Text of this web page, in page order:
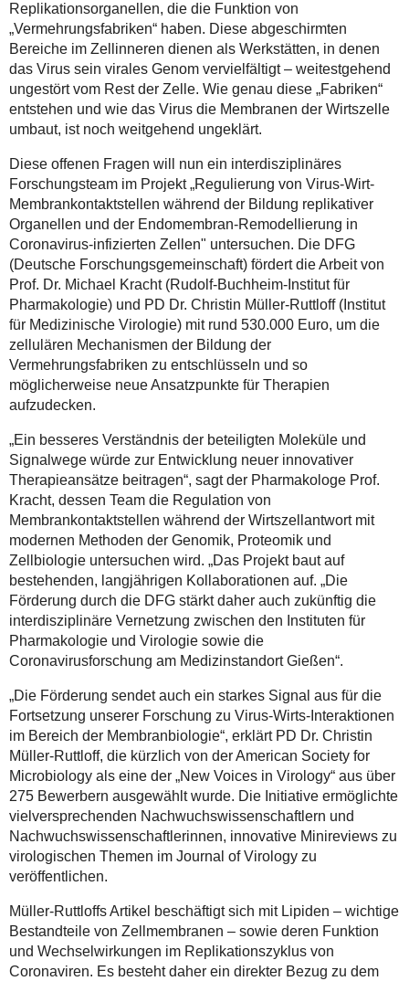
Replikationsorganellen, die die Funktion von
„Vermehrungsfabriken“ haben. Diese abgeschirmten
Bereiche im Zellinneren dienen als Werkstätten, in denen
das Virus sein virales Genom vervielfältigt – weitestgehend
ungestört vom Rest der Zelle. Wie genau diese „Fabriken“
entstehen und wie das Virus die Membranen der Wirtszelle
umbaut, ist noch weitgehend ungeklärt.
Diese offenen Fragen will nun ein interdisziplinäres
Forschungsteam im Projekt „Regulierung von Virus-Wirt-
Membrankontaktstellen während der Bildung replikativer
Organellen und der Endomembran-Remodellierung in
Coronavirus-infizierten Zellen" untersuchen. Die DFG
(Deutsche Forschungsgemeinschaft) fördert die Arbeit von
Prof. Dr. Michael Kracht (Rudolf-Buchheim-Institut für
Pharmakologie) und PD Dr. Christin Müller-Ruttloff (Institut
für Medizinische Virologie) mit rund 530.000 Euro, um die
zellulären Mechanismen der Bildung der
Vermehrungsfabriken zu entschlüsseln und so
möglicherweise neue Ansatzpunkte für Therapien
aufzudecken.
„Ein besseres Verständnis der beteiligten Moleküle und
Signalwege würde zur Entwicklung neuer innovativer
Therapieansätze beitragen“, sagt der Pharmakologe Prof.
Kracht, dessen Team die Regulation von
Membrankontaktstellen während der Wirtszellantwort mit
modernen Methoden der Genomik, Proteomik und
Zellbiologie untersuchen wird. „Das Projekt baut auf
bestehenden, langjährigen Kollaborationen auf. „Die
Förderung durch die DFG stärkt daher auch zukünftig die
interdisziplinäre Vernetzung zwischen den Instituten für
Pharmakologie und Virologie sowie die
Coronavirusforschung am Medizinstandort Gießen“.
„Die Förderung sendet auch ein starkes Signal aus für die
Fortsetzung unserer Forschung zu Virus-Wirts-Interaktionen
im Bereich der Membranbiologie“, erklärt PD Dr. Christin
Müller-Ruttloff, die kürzlich von der American Society for
Microbiology als eine der „New Voices in Virology“ aus über
275 Bewerbern ausgewählt wurde. Die Initiative ermöglichte
vielversprechenden Nachwuchswissenschaftlern und
Nachwuchswissenschaftlerinnen, innovative Minireviews zu
virologischen Themen im Journal of Virology zu
veröffentlichen.
Müller-Ruttloffs Artikel beschäftigt sich mit Lipiden – wichtige
Bestandteile von Zellmembranen – sowie deren Funktion
und Wechselwirkungen im Replikationszyklus von
Coronaviren. Es besteht daher ein direkter Bezug zu dem